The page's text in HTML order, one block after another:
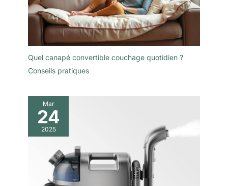
Quel canapé convertible couchage quotidien ?
Conseils pratiques
Mar
24
2025